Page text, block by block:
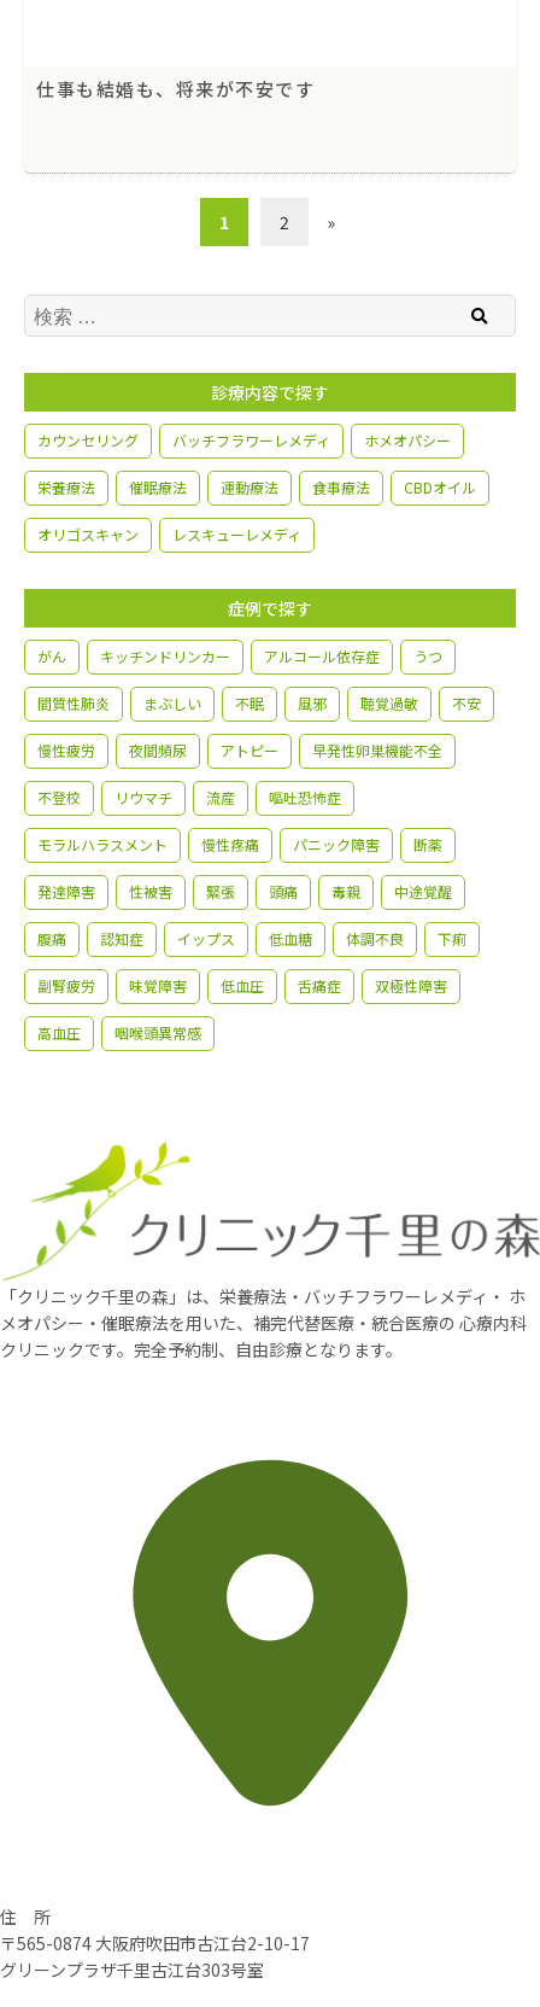
仕事も結婚も、将来が不安です
1 2 »
検索
診療内容で探す
カウンセリング バッチフラワーレメディ ホメオパシー
栄養療法 催眠療法 運動療法 食事療法 CBDオイル
オリゴスキャン レスキューレメディ
症例で探す
がん キッチンドリンカー アルコール依存症 うつ
間質性肺炎 まぶしい 不眠 風邪 聴覚過敏 不安
慢性疲労 夜間頻尿 アトピー 早発性卵巣機能不全
不登校 リウマチ 流産 嘔吐恐怖症
モラルハラスメント 慢性疼痛 パニック障害 断薬
発達障害 性被害 緊張 頭痛 毒親 中途覚醒
腹痛 認知症 イップス 低血糖 体調不良 下痢
副腎疲労 味覚障害 低血圧 舌痛症 双極性障害
高血圧 咽喉頭異常感
「クリニック千里の森」は、栄養療法・バッチフラワーレメディ・ ホ
メオパシー・催眠療法を用いた、補完代替医療・統合医療の 心療内科
クリニックです。完全予約制、自由診療となります。
住 所
〒565-0874 大阪府吹田市古江台2-10-17
グリーンプラザ千里古江台303号室